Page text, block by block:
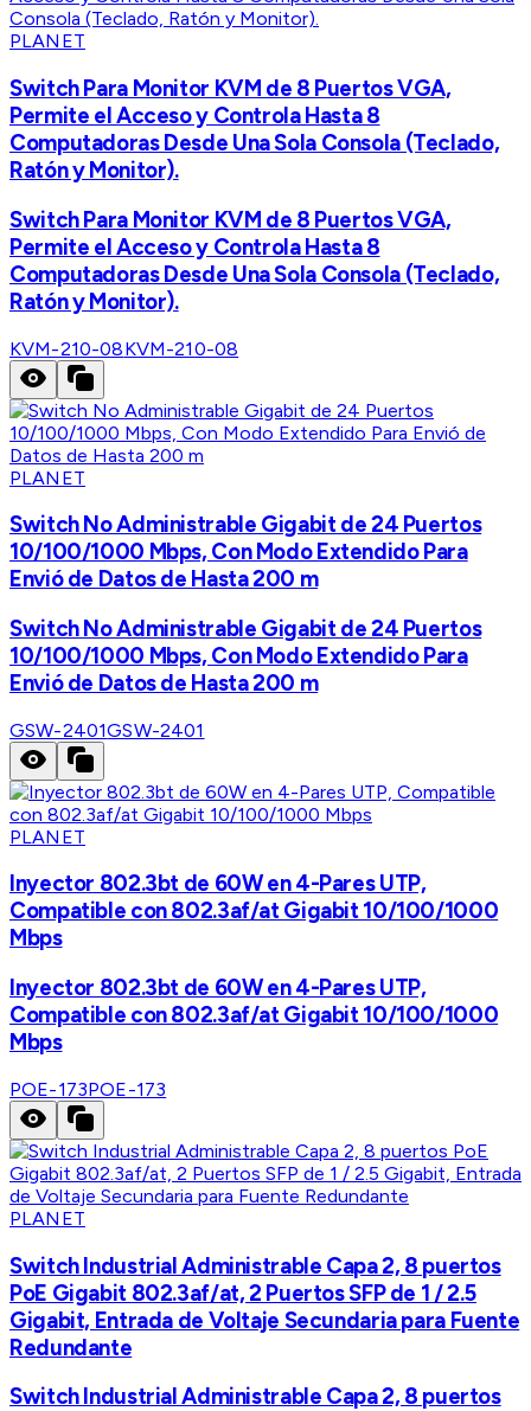
PLANET
Switch Para Monitor KVM de 8 Puertos VGA,
Permite el Acceso y Controla Hasta 8
Computadoras Desde Una Sola Consola (Teclado,
Ratón y Monitor).
Switch Para Monitor KVM de 8 Puertos VGA,
Permite el Acceso y Controla Hasta 8
Computadoras Desde Una Sola Consola (Teclado,
Ratón y Monitor).
KVM-210-08KVM-210-08
PLANET
Switch No Administrable Gigabit de 24 Puertos
10/100/1000 Mbps, Con Modo Extendido Para
Envió de Datos de Hasta 200 m
Switch No Administrable Gigabit de 24 Puertos
10/100/1000 Mbps, Con Modo Extendido Para
Envió de Datos de Hasta 200 m
GSW-2401GSW-2401
PLANET
Inyector 802.3bt de 60W en 4-Pares UTP,
Compatible con 802.3af/at Gigabit 10/100/1000
Mbps
Inyector 802.3bt de 60W en 4-Pares UTP,
Compatible con 802.3af/at Gigabit 10/100/1000
Mbps
POE-173POE-173
PLANET
Switch Industrial Administrable Capa 2, 8 puertos
PoE Gigabit 802.3af/at, 2 Puertos SFP de 1 / 2.5
Gigabit, Entrada de Voltaje Secundaria para Fuente
Redundante
Switch Industrial Administrable Capa 2, 8 puertos